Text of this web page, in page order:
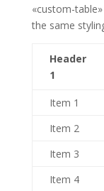
«custom-
the same
Header
1
Item 1
Item 2
Item 3
Item 4